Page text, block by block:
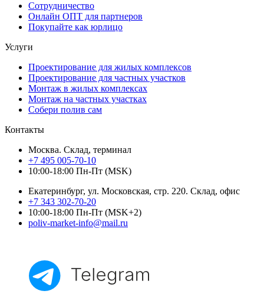
Сотрудничество
Онлайн ОПТ для партнеров
Покупайте как юрлицо
Услуги
Проектирование для жилых комплексов
Проектирование для частных участков
Монтаж в жилых комплексах
Монтаж на частных участках
Собери полив сам
Контакты
Москва. Склад, терминал
+7 495 005-70-10
10:00-18:00 Пн-Пт (MSK)
Екатеринбург, ул. Московская, стр. 220. Склад, офис
+7 343 302-70-20
10:00-18:00 Пн-Пт (MSK+2)
poliv-market-info@mail.ru